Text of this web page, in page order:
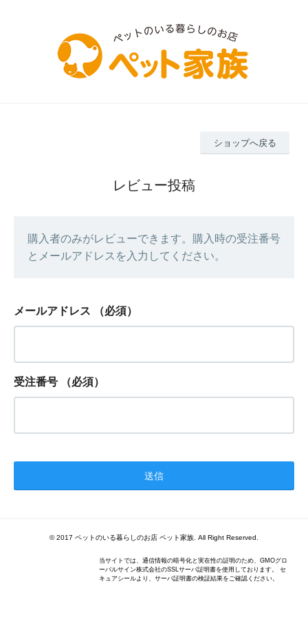
ショップへ戻る
レビュー投稿
購入者のみがレビューできます。購入時の受注番号
とメールアドレスを入力してください。
メールアドレス （必須）
受注番号 （必須）
© 2017 ペットのいる暮らしのお店 ペット家族. All Right Reserved.
当サイトでは、通信情報の暗号化と実在性の証明のため、GMOグロ
ーバルサイン株式会社のSSLサーバ証明書を使用しております。 セ
キュアシールより、サーバ証明書の検証結果をご確認ください。